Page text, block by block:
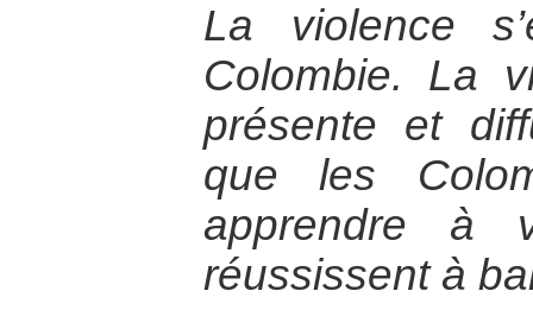
La violence
Colombie. La
présente et
que les
apprendre à
réussissent à